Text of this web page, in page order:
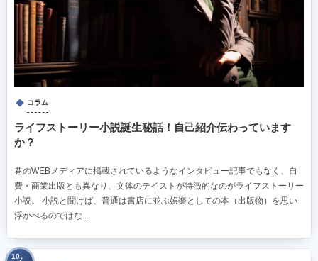
コラム
ライフストーリー小説誕生秘話！自己紹介伝わっています
か？
巷のWEBメディアに掲載されているようなインタビュー記事でもなく、自
費・商業出版とも異なり、文体のテイストが特徴的なのがライフストーリー
小説。 小説と聞けば、普通は書店に並ぶ娯楽としての本（出版物）を思い
浮かべるのではな...
10